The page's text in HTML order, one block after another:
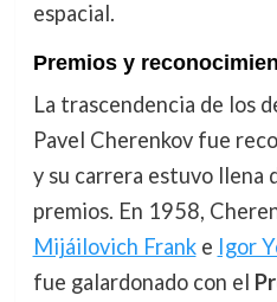
espacial.
Premios y
La trascendencia de los
Pavel Cherenkov fue
y su carrera estuvo llena
premios. En 1958,
Mijáilovich Franke Igor
fue galardonado con el